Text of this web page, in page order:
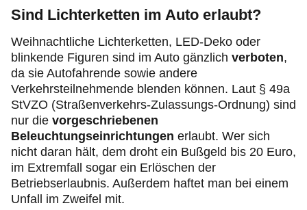
Sind Lichterketten im Auto erlaubt?
Weihnachtliche Lichterketten, LED-Deko oder
blinkende Figuren sind im Auto gänzlich verboten,
da sie Autofahrende sowie andere
Verkehrsteilnehmende blenden können. Laut § 49a
StVZO (Straßenverkehrs-Zulassungs-Ordnung) sind
nur die vorgeschriebenen
Beleuchtungseinrichtungen erlaubt. Wer sich
nicht daran hält, dem droht ein Bußgeld bis 20 Euro,
im Extremfall sogar ein Erlöschen der
Betriebserlaubnis. Außerdem haftet man bei einem
Unfall im Zweifel mit.